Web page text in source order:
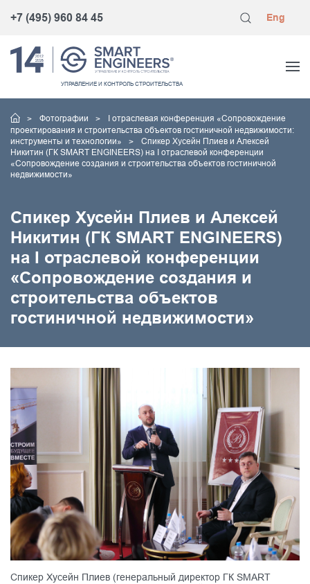
+7 (495) 960 84 45 Eng
УПРАВЛЕНИЕ И КОНТРОЛЬ СТРОИТЕЛЬСТВА
Фотографии
I отраслевая конференция «Сопровождение
проектирования и строительства объектов гостиничной недвижимости:
инструменты и технологии»
Спикер Хусейн Плиев и Алексей
Никитин (ГК SMART ENGINEERS) на I отраслевой конференции
«Сопровождение создания и строительства объектов гостиничной
недвижимости»
Спикер Хусейн Плиев и Алексей
Никитин (ГК SMART ENGINEERS)
на I отраслевой конференции
«Сопровождение создания и
строительства объектов
гостиничной недвижимости»
Спикер Хусейн Плиев (генеральный директор ГК SMART